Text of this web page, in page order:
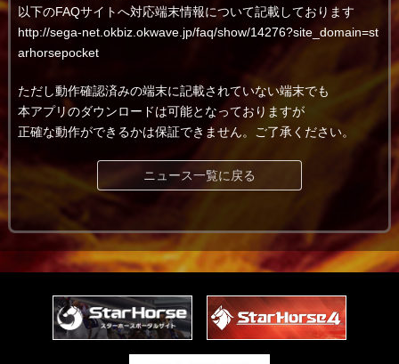
以下のFAQサイトへ対応端末情報について記載しております
http://sega-net.okbiz.okwave.jp/faq/show/14276?site_domain=st
arhorsepocket
ただし動作確認済みの端末に記載されていない端末でも
本アプリのダウンロードは可能となっておりますが
正確な動作ができるかは保証できません。ご了承ください。
ニュース一覧に戻る